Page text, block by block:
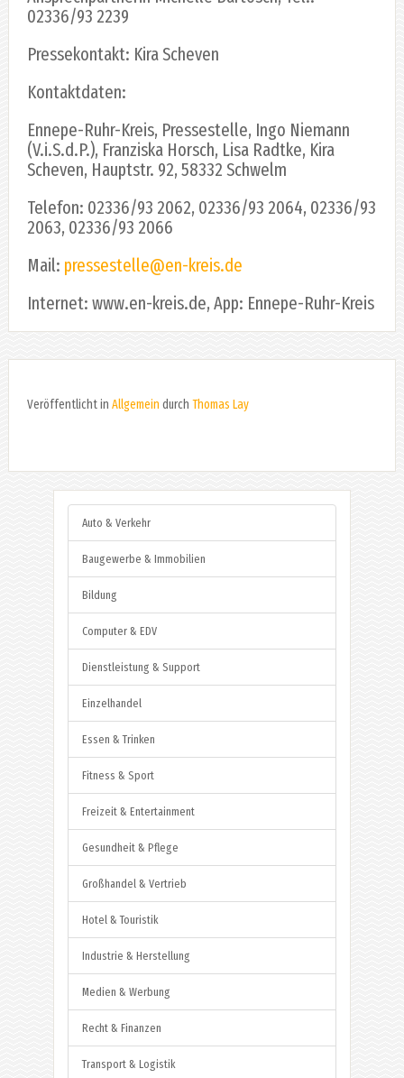
02336/93 2239
Pressekontakt: Kira Scheven
Kontaktdaten:
Ennepe-Ruhr-Kreis, Pressestelle, Ingo Niemann
(V.i.S.d.P.), Franziska Horsch, Lisa Radtke, Kira
Scheven, Hauptstr. 92, 58332 Schwelm
Telefon: 02336/93 2062, 02336/93 2064, 02336/93
2063, 02336/93 2066
Mail: pressestelle@en-kreis.de
Internet: www.en-kreis.de, App: Ennepe-Ruhr-Kreis
Veröffentlicht in Allgemein durch Thomas Lay
Auto & Verkehr
Baugewerbe & Immobilien
Bildung
Computer & EDV
Dienstleistung & Support
Einzelhandel
Essen & Trinken
Fitness & Sport
Freizeit & Entertainment
Gesundheit & Pflege
Großhandel & Vertrieb
Hotel & Touristik
Industrie & Herstellung
Medien & Werbung
Recht & Finanzen
Transport & Logistik